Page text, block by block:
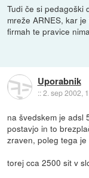
Tudi če si pedagoški
mreže ARNES, kar
firmah te pravice
Uporabnik
::2. sep 2002,
na švedskem je adsl
postavjo in to
zraven, poleg tega
torej cca 2500 sit v